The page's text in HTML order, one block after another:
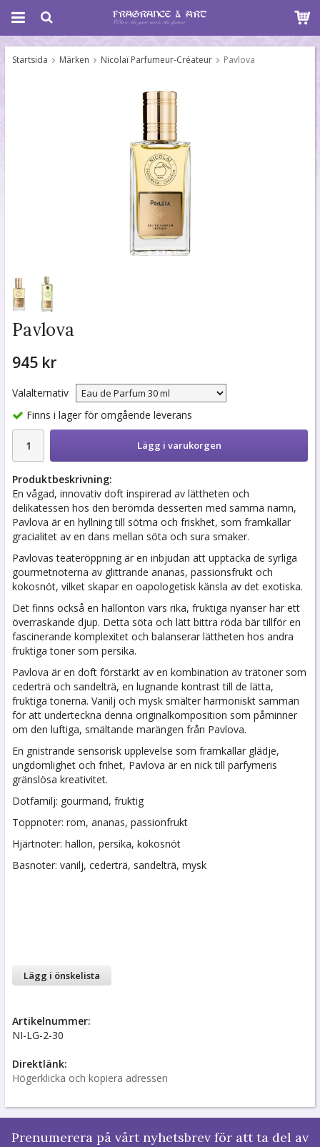
Startsida Märken Nicolaï Parfumeur-Créateur Pavlova
Pavlova
945 kr
Valalternativ
Finns i lager för omgående leverans
Lägg i varukorgen
Produktbeskrivning:
En vågad, innovativ doft inspirerad av lättheten och
delikatessen hos den berömda desserten med samma namn,
Pavlova är en hyllning till sötma och friskhet, som framkallar
gracialitet av en dans mellan söta och sura smaker.
Pavlovas teateröppning är en inbjudan att upptäcka de syrliga
gourmetnoterna av glittrande ananas, passionsfrukt och
kokosnöt, vilket skapar en oapologetisk känsla av det exotiska.
Det finns också en hallonton vars rika, fruktiga nyanser har ett
överraskande djup. Detta söta och lätt bittra röda bär tillför en
fascinerande komplexitet och balanserar lättheten hos andra
fruktiga toner som persika.
Pavlova är en doft förstärkt av en kombination av trätoner som
cederträ och sandelträ, en lugnande kontrast till de lätta,
fruktiga tonerna. Vanilj och mysk smälter harmoniskt samman
för att underteckna denna originalkomposition som påminner
om den luftiga, smältande marängen från Pavlova.
En gnistrande sensorisk upplevelse som framkallar glädje,
ungdomlighet och frihet, Pavlova är en nick till parfymeris
gränslösa kreativitet.
Dotfamilj: gourmand, fruktig
Toppnoter: rom, ananas, passionfrukt
Hjärtnoter: hallon, persika, kokosnöt
Basnoter: vanilj, cederträ, sandelträ, mysk
Lägg i önskelista
Artikelnummer:
NI-LG-2-30
Direktlänk:
Högerklicka och kopiera adressen
Prenumerera på vårt nyhetsbrev för att ta del av